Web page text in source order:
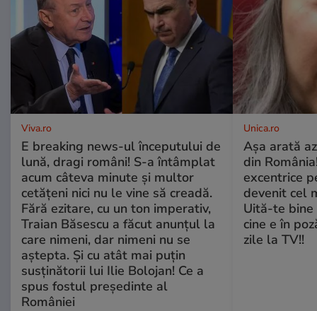
Viva.ro
E breaking news-ul începutului de
lună, dragi români! S-a întâmplat
acum câteva minute și multor
cetățeni nici nu le vine să creadă.
Fără ezitare, cu un ton imperativ,
Traian Băsescu a făcut anunțul la
care nimeni, dar nimeni nu se
aștepta. Și cu atât mai puțin
susținătorii lui Ilie Bolojan! Ce a
spus fostul președinte al
României
Unica.ro
Așa arată
din
excentrice
devenit cel
Uită-te bine
cine e în
zile la TV!!